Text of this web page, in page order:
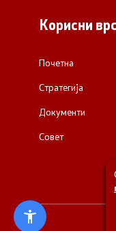
Корисни
Почетна
Стратегија
Документи
Совет